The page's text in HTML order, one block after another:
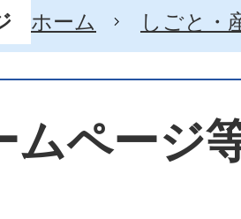
ホーム しごと・
ムページ